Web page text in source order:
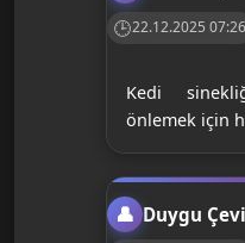
22.12.2025 07:26
Kedi
önlemek için
Duygu